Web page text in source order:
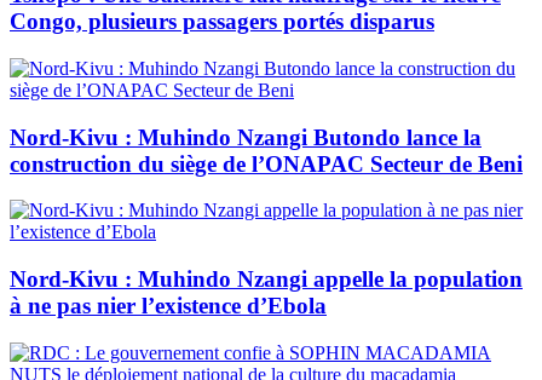
Congo, plusieurs passagers portés disparus
Nord-Kivu : Muhindo Nzangi Butondo lance la
construction du siège de l’ONAPAC Secteur de Beni
Nord-Kivu : Muhindo Nzangi appelle la population
à ne pas nier l’existence d’Ebola